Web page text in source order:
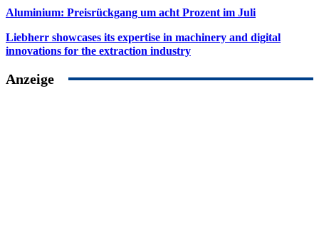
Aluminium: Preisrückgang um acht Prozent im Juli
Liebherr showcases its expertise in machinery and digital
innovations for the extraction industry
Anzeige